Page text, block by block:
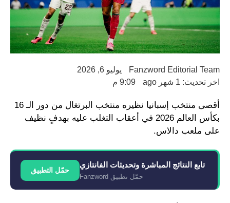
Fanzword Editorial Team
يوليو 6, 2026
اخر تحديث: 1 شهر ago
9:09 م
أقصى منتخب إسبانيا نظيره منتخب البرتغال من دور الـ 16
بكأس العالم 2026 في أعقاب التغلب عليه بهدفٍ نظيف
على ملعب دالاس.
تابع النتائج المباشرة وتحديثات الفانتازي
حمّل تطبيق Fanzword
حمّل التطبيق